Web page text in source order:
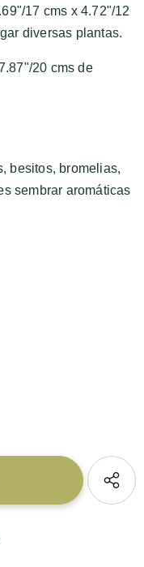
17 cms x 4.72"/12
diversas plantas.
20 cms de
besitos, bromelias,
sembrar aromáticas